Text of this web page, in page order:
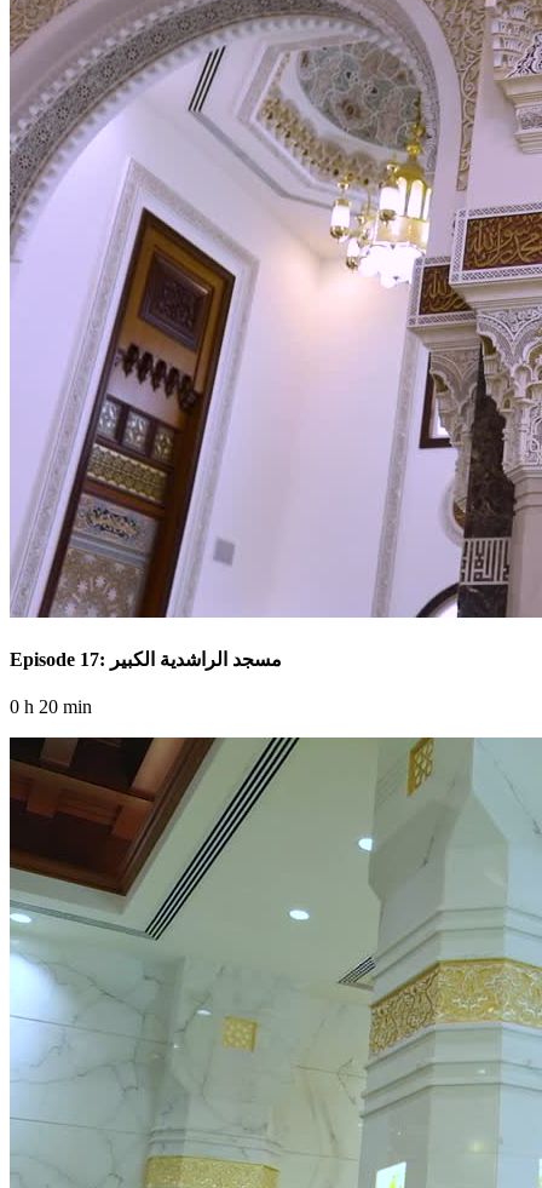
Episode 17: مسجد الراشدية الكبير
0 h 20 min